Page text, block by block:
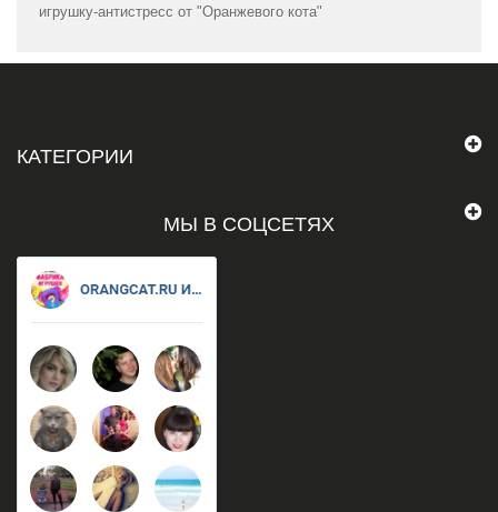
игрушку-антистресс от "Оранжевого кота"
КАТЕГОРИИ
МЫ В СОЦСЕТЯХ